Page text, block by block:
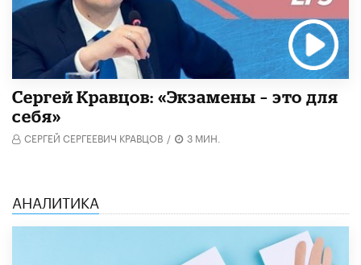
Сергей Кравцов: «Экзамены – это для
себя»
СЕРГЕЙ СЕРГЕЕВИЧ КРАВЦОВ / 3 МИН.
АНАЛИТИКА